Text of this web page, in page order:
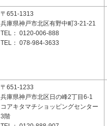
〒651-1313
兵庫県神戸市北区有野中町3-21-21
TEL： 0120-006-888
TEL： 078-984-3633
〒651-1233
兵庫県神戸市北区日の峰2丁目6-1
コアキタマチショッピングセンター
3階